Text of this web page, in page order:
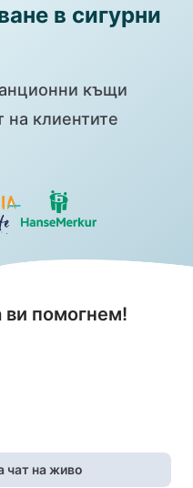
в сигурни
къщи
на клиентите
помогнем!
чат на живо